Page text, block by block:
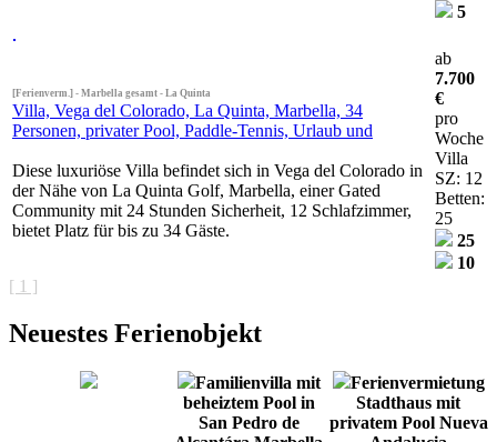
5
[Ferienverm.] - Marbella gesamt - La Quinta
Villa, Vega del Colorado, La Quinta, Marbella, 34
Personen, privater Pool, Paddle-Tennis, Urlaub und
Diese luxuriöse Villa befindet sich in Vega del Colorado in
der Nähe von La Quinta Golf, Marbella, einer Gated
Community mit 24 Stunden Sicherheit, 12 Schlafzimmer,
bietet Platz für bis zu 34 Gäste.
ab
7.700
€
pro
Woche
Villa
SZ: 12
Betten:
25
25
10
[ 1 ]
Neuestes Ferienobjekt
Familienvilla mit
beheiztem Pool in
San Pedro de
Ferienvermietung
Stadthaus mit
privatem Pool Nueva